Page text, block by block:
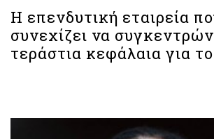
Η επενδυτική εταιρεία
συνεχίζει να
τεράστια κεφάλαια για